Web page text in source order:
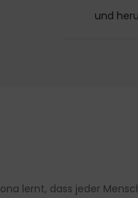
und
lernt, dass jeder